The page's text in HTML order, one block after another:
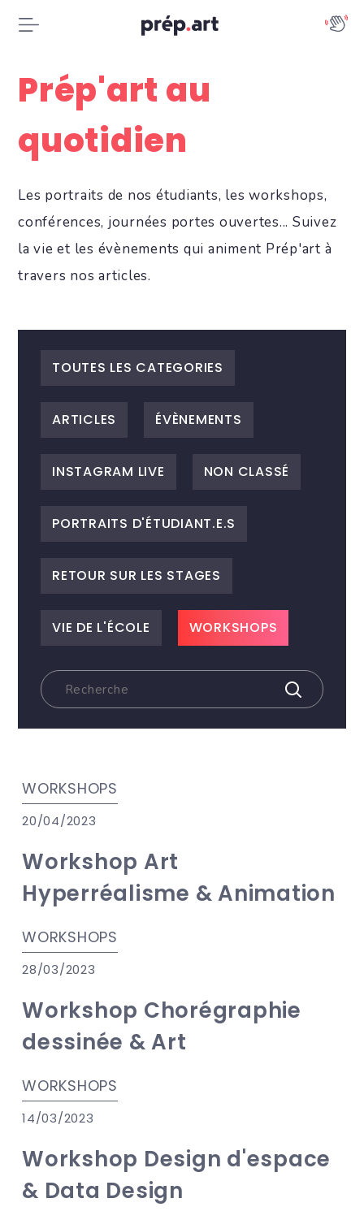
Prép'art au
quotidien
Les portraits de nos étudiants, les workshops,
conférences, journées portes ouvertes... Suivez
la vie et les évènements qui animent Prép'art à
travers nos articles.
TOUTES LES CATEGORIES
ARTICLES ÉVÈNEMENTS
INSTAGRAM LIVE NON CLASSÉ
PORTRAITS D'ÉTUDIANT.E.S
RETOUR SUR LES STAGES
VIE DE L'ÉCOLE WORKSHOPS
WORKSHOPS
20/04/2023
Workshop Art
Hyperréalisme & Animation
WORKSHOPS
28/03/2023
Workshop Chorégraphie
dessinée & Art
WORKSHOPS
14/03/2023
Workshop Design d'espace
& Data Design